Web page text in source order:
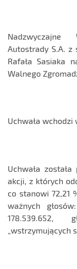
Nadzwyczajne
Autostrady S.A. z
Rafała Sasiaka
Walnego
Uchwała
Uchwała
akcji, z których
co stanowi 72,21
ważnych
178.539.652,
„wstrzymujących